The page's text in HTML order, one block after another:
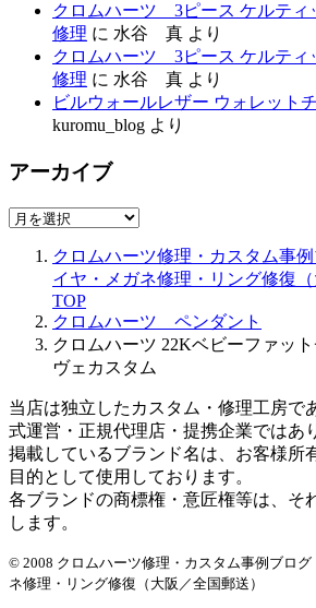
クロムハーツ 3ピース ケルティ
修理 に 水谷 真 より
クロムハーツ 3ピース ケルティ
修理 に 水谷 真 より
ビルウォールレザー ウォレット
kuromu_blog より
アーカイブ
ア
クロムハーツ修理・カスタム事
イヤ・メガネ修理・リング修復（
TOP
クロムハーツ ペンダント
クロムハーツ 22Kベビーファッ
ヴェカスタム
当店は独立したカスタム・修理工房で
式運営・正規代理店・提携企業ではあ
掲載しているブランド名は、お客様所
目的として使用しております。
各ブランドの商標権・意匠権等は、そ
します。
© 2008 クロムハーツ修理・カスタム事例ブロ
ネ修理・リング修復（大阪／全国郵送）